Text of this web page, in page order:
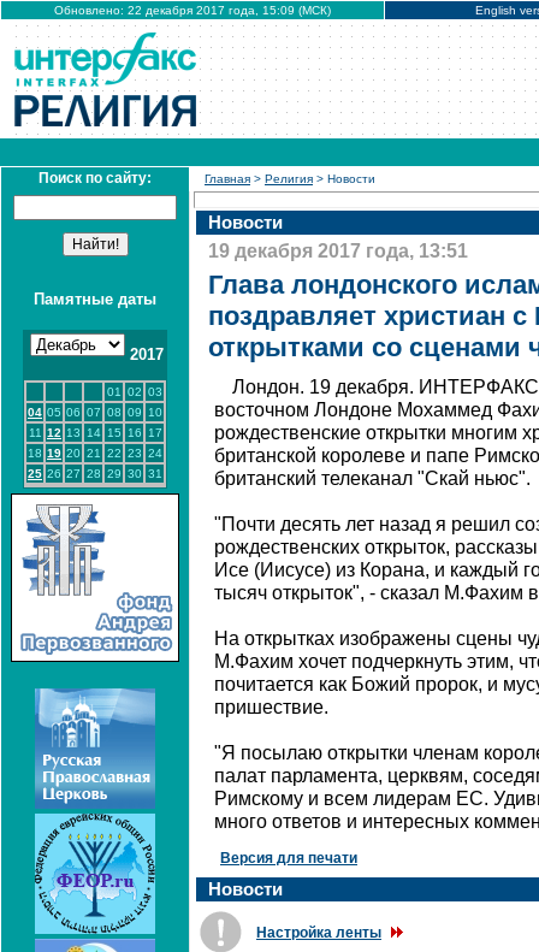
Обновлено: 22 декабря 2017 года, 15:09 (МСК) English
Поиск по сайту:
Памятные даты
2017
01 02 03
04 05 06 07 08 09
10
11 12 13 14 15 16
17
18 19 20 21 22 23 24
25 26 27 28 29 30 31
Главная > Религия > Новости
Новости
19 декабря 2017 года, 13:51
Глава лондонского
поздравляет христиан
открытками со сценами
Лондон. 19 декабря. ИНТЕРФАКС
восточном Лондоне Мохаммед
рождественские открытки многим
британской королеве и папе
британский телеканал "Скай ньюс".
"Почти десять лет назад я решил
рождественских открыток,
Исе (Иисусе) из Корана, и каждый
тысяч открыток", - сказал М.Фахим
На открытках изображены сцены
М.Фахим хочет подчеркнуть этим,
почитается как Божий пророк, и
пришествие.
"Я посылаю открытки членам
палат парламента, церквям,
Римскому и всем лидерам ЕС.
много ответов и интересных
Версия для печати
Новости
Настройка ленты